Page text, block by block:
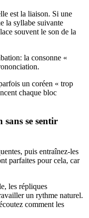
est la liaison. Si une
la syllabe suivante
souvent le son de la
la consonne «
un coréen « trop
chaque bloc
se sentir
puis entraînez-les
parfaites pour cela, car
les répliques
un rythme naturel.
comment les